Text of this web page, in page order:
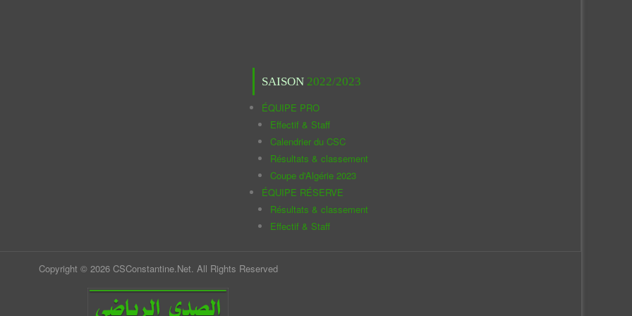
SAISON 2022/2023
ÉQUIPE PRO
Effectif & Staff
Calendrier du CSC
Résultats & classement
Coupe d'Algérie 2023
ÉQUIPE RÉSERVE
Résultats & classement
Effectif & Staff
Copyright © 2026 CSConstantine.Net. All Rights Reserved